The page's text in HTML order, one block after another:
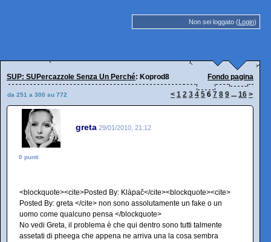
Non sei loggato (Login)
SUP: SUPercazzole Senza Un Perché: Koprod8 Fondo pagina
da 251 a 300 su 772 < 1 2 3 4 5 6 7 8 9 ... 16 >
greta 29/01/2010, 21:12
0 punti
<blockquote><cite>Posted By: Klàpač</cite><blockquote><cite>
Posted By: greta </cite> non sono assolutamente un fake o un
uomo come qualcuno pensa </blockquote>
No vedi Greta, il problema è che qui dentro sono tutti talmente
assetati di pheega che appena ne arriva una la cosa sembra